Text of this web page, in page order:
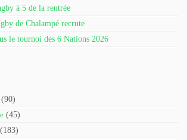
à 5 de la rentrée
de Chalampé recrute
le tournoi des 6 Nations 2026
(90)
(45)
(183)